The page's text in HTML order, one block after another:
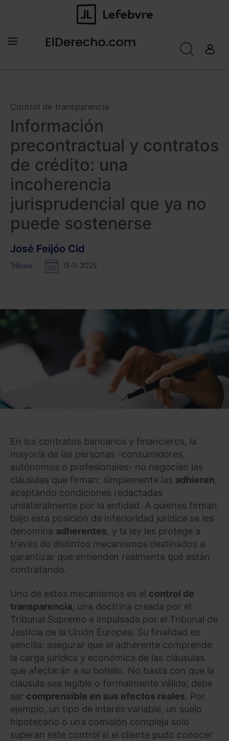
Control de transparencia
Información
precontractual y contratos
de crédito: una
incoherencia
jurisprudencial que ya no
puede sostenerse
José Feijóo Cid
Tribuna 13-11-2025
En los contratos bancarios y financieros, la
mayoría de las personas -consumidores,
autónomos o profesionales- no negocian las
cláusulas que firman: simplemente las adhieren,
aceptando condiciones redactadas
unilateralmente por la entidad. A quienes firman
bajo esta posición de inferioridad jurídica se les
denomina adherentes, y la ley les protege a
través de distintos mecanismos destinados a
garantizar que entienden realmente qué están
contratando.
Uno de estos mecanismos es el control de
transparencia, una doctrina creada por el
Tribunal Supremo e impulsada por el Tribunal de
Justicia de la Unión Europea. Su finalidad es
sencilla: asegurar que el adherente comprende
la carga jurídica y económica de las cláusulas
que afectarán a su bolsillo. No basta con que la
cláusula sea legible o formalmente válida; debe
ser comprensible en sus efectos reales. Por
ejemplo, un tipo de interés variable, un suelo
hipotecario o una comisión compleja solo
superan este control si el cliente pudo conocer